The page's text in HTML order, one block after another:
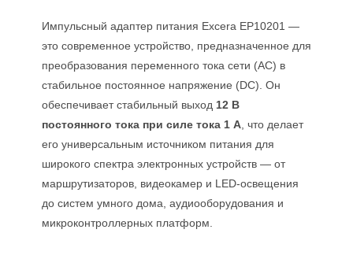
Импульсный адаптер питания Excera EP10201 —
это современное устройство, предназначенное для
преобразования переменного тока сети (AC) в
стабильное постоянное напряжение (DC). Он
обеспечивает стабильный выход 12 В
постоянного тока при силе тока 1 А, что делает
его универсальным источником питания для
широкого спектра электронных устройств — от
маршрутизаторов, видеокамер и LED-освещения
до систем умного дома, аудиооборудования и
микроконтроллерных платформ.